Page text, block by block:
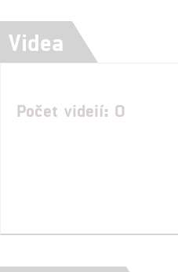
Videa
Počet videií: 0